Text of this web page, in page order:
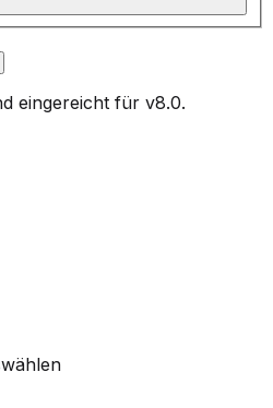
eingereicht für v8.0.